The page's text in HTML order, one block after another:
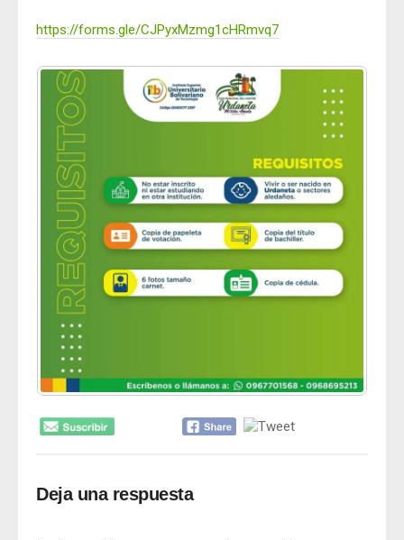
https://forms.gle/CJPyxMzmg1cHRmvq7
Deja una respuesta